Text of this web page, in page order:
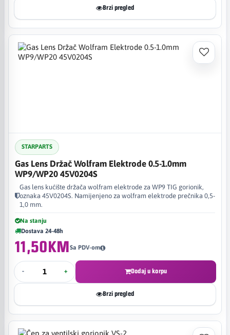
Brzi pregled
STARPARTS
Gas Lens Držač Wolfram Elektrode 0.5-1.0mm
WP9/WP20 45V0204S
Gas lens kućište držača wolfram elektrode za WP9 TIG gorionik,
oznaka 45V0204S. Namijenjeno za wolfram elektrode prečnika 0,5-
1,0 mm.
Na stanju
Dostava 24-48h
11,50KMSa PDV-om
- + Dodaj u korpu
Brzi pregled